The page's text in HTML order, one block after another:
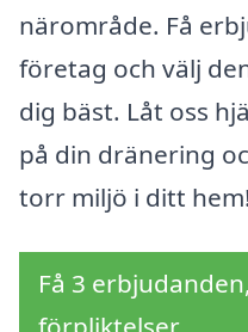
närområde. Få
företag och välj
dig bäst. Låt oss
på din dränering
torr miljö i ditt hem!
Få 3